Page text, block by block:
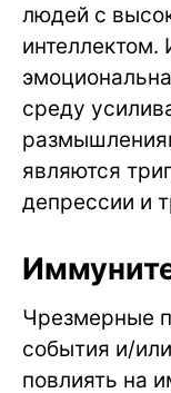
людей с
интеллектом.
среду
являются
депрессии и
Чрезмерные
события и/
повлиять на